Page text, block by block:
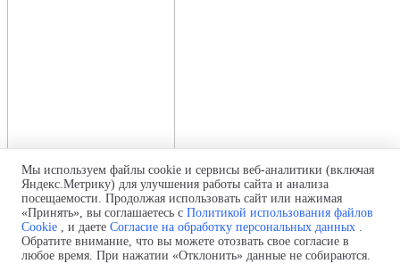
Каталог Модульные ленты Hongsbelt
Политика использования файлов cookie
Политика обработки персональных данных
Согласие на обработку персональных данных
Телефон: +7 (499) 322-94-17 (Россия)
Мы используем файлы cookie и сервисы веб-аналитики (включая
Яндекс.Метрику) для улучшения работы сайта и анализа
посещаемости. Продолжая использовать сайт или нажимая
«Принять», вы соглашаетесь с Политикой использования файлов
Cookie , и даете Согласие на обработку персональных данных .
Обратите внимание, что вы можете отозвать свое согласие в
любое время. При нажатии «Отклонить» данные не собираются.